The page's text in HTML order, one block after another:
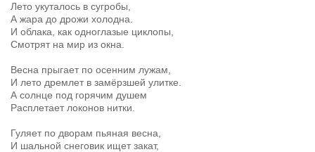
Лето укуталось в сугробы,
А жара до дрожи холодна.
И облака, как одноглазые циклопы,
Смотрят на мир из окна.
Весна прыгает по осенним лужам,
И лето дремлет в замёрзшей улитке.
А солнце под горячим душем
Расплетает локонов нитки.
Гуляет по дворам пьяная весна,
И шальной снеговик ищет закат,